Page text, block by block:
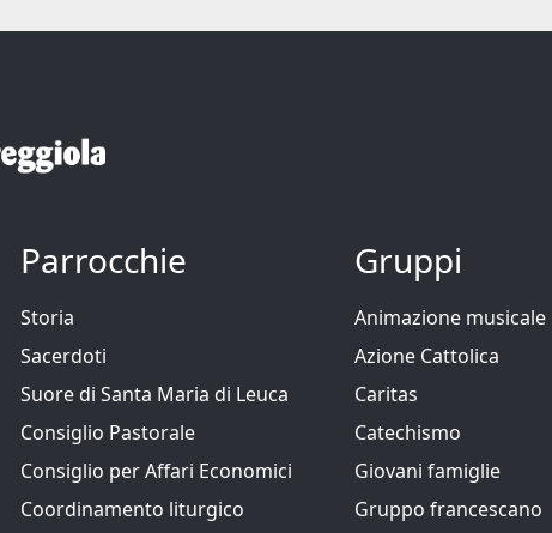
Parrocchie
Storia
Sacerdoti
Suore di Santa Maria di Leuca
Consiglio Pastorale
Consiglio per Affari Economici
Coordinamento liturgico
Gruppi
Animazione musicale
Azione Cattolica
Caritas
Catechismo
Giovani famiglie
Gruppo francescano